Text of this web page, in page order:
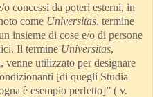
concessi da poteri esterni, in
come Universitas, termine
insieme di cose e/o di persone
Il termine Universitas,
venne utilizzato per designare
[di quegli Studia
è esempio perfetto]” ( v.